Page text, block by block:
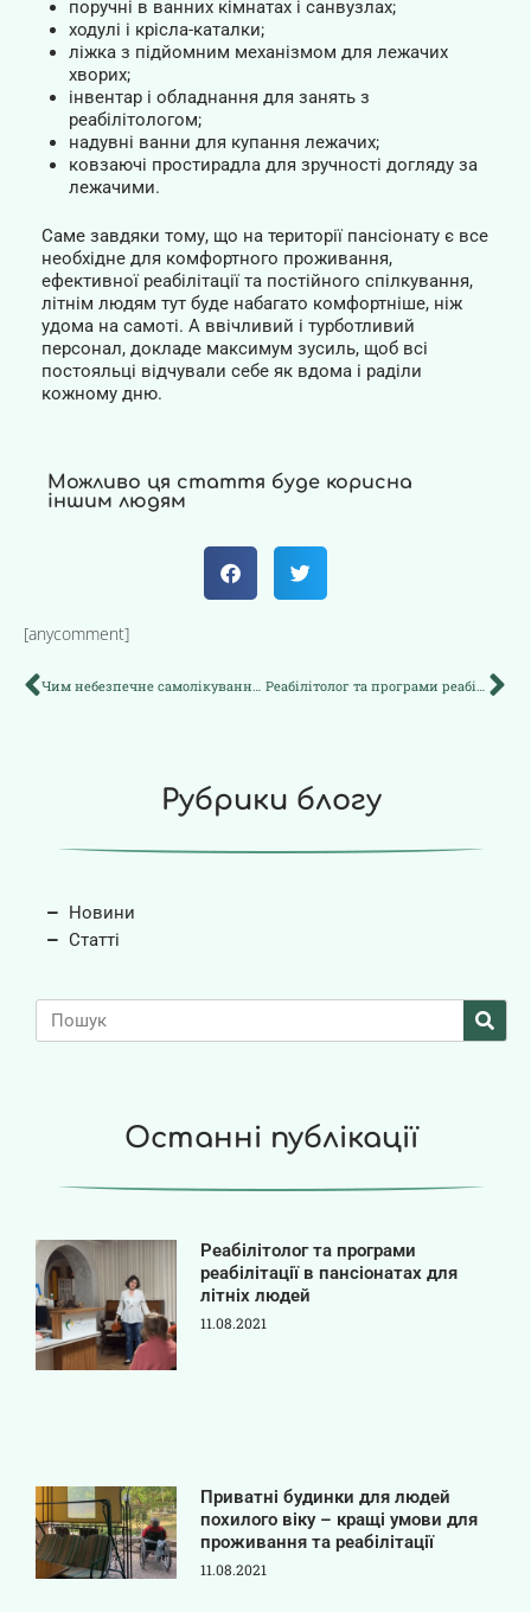
поручні в ванних кімнатах і санвузлах;
ходулі і крісла-каталки;
ліжка з підйомним механізмом для лежачих
хворих;
інвентар і обладнання для занять з
реабілітологом;
надувні ванни для купання лежачих;
ковзаючі простирадла для зручності догляду за
лежачими.
Саме завдяки тому, що на території пансіонату є все
необхідне для комфортного проживання,
ефективної реабілітації та постійного спілкування,
літнім людям тут буде набагато комфортніше, ніж
удома на самоті. А ввічливий і турботливий
персонал, докладе максимум зусиль, щоб всі
постояльці відчували себе як вдома і раділи
кожному дню.
Можливо ця стаття буде корисна
іншим людям
[anycomment]
Чим небезпечне самолікування в літньому віці Реабілітолог та програми реабілітації в пансіонатах для літніх людей
Рубрики блогу
Новини
Статті
Останні публікації
Реабілітолог та програми
реабілітації в пансіонатах для
літніх людей
11.08.2021
Приватні будинки для людей
похилого віку – кращі умови для
проживання та реабілітації
11.08.2021